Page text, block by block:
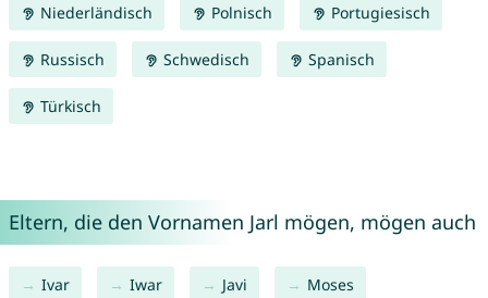
Niederländisch Polnisch Portugiesisch
Russisch Schwedisch Spanisch
Türkisch
Eltern, die den Vornamen Jarl mögen, mögen auch
Ivar Iwar Javi Moses